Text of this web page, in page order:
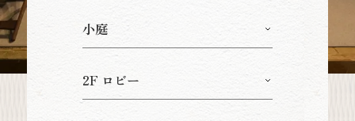
小庭
2F ロビー